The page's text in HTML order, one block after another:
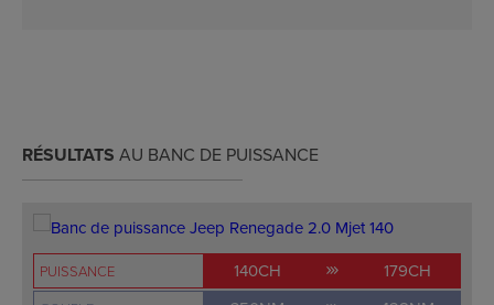
RÉSULTATS AU BANC DE PUISSANCE
PUISSANCE 140CH 179CH